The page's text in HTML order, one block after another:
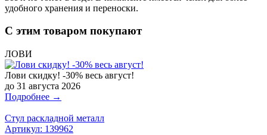
удобного хранения и переноски.
С этим товаром покупают
ЛОВИ
Лови скидку! -30% весь август!
до 31 августа 2026
Подробнее →
Стул раскладной металл
Артикул: 139962